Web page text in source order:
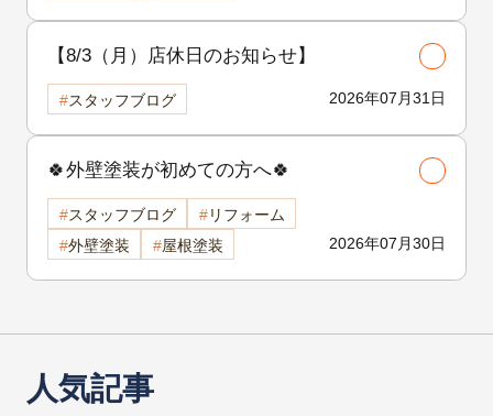
【8/3（月）店休日のお知らせ】
2026年07月31日
スタッフブログ
🍀外壁塗装が初めての方へ🍀
2026年07月30日
スタッフブログ
リフォーム
外壁塗装
屋根塗装
人気記事